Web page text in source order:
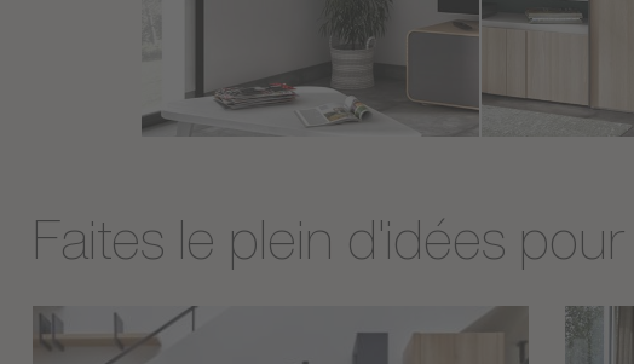
Faites le plein d'idées